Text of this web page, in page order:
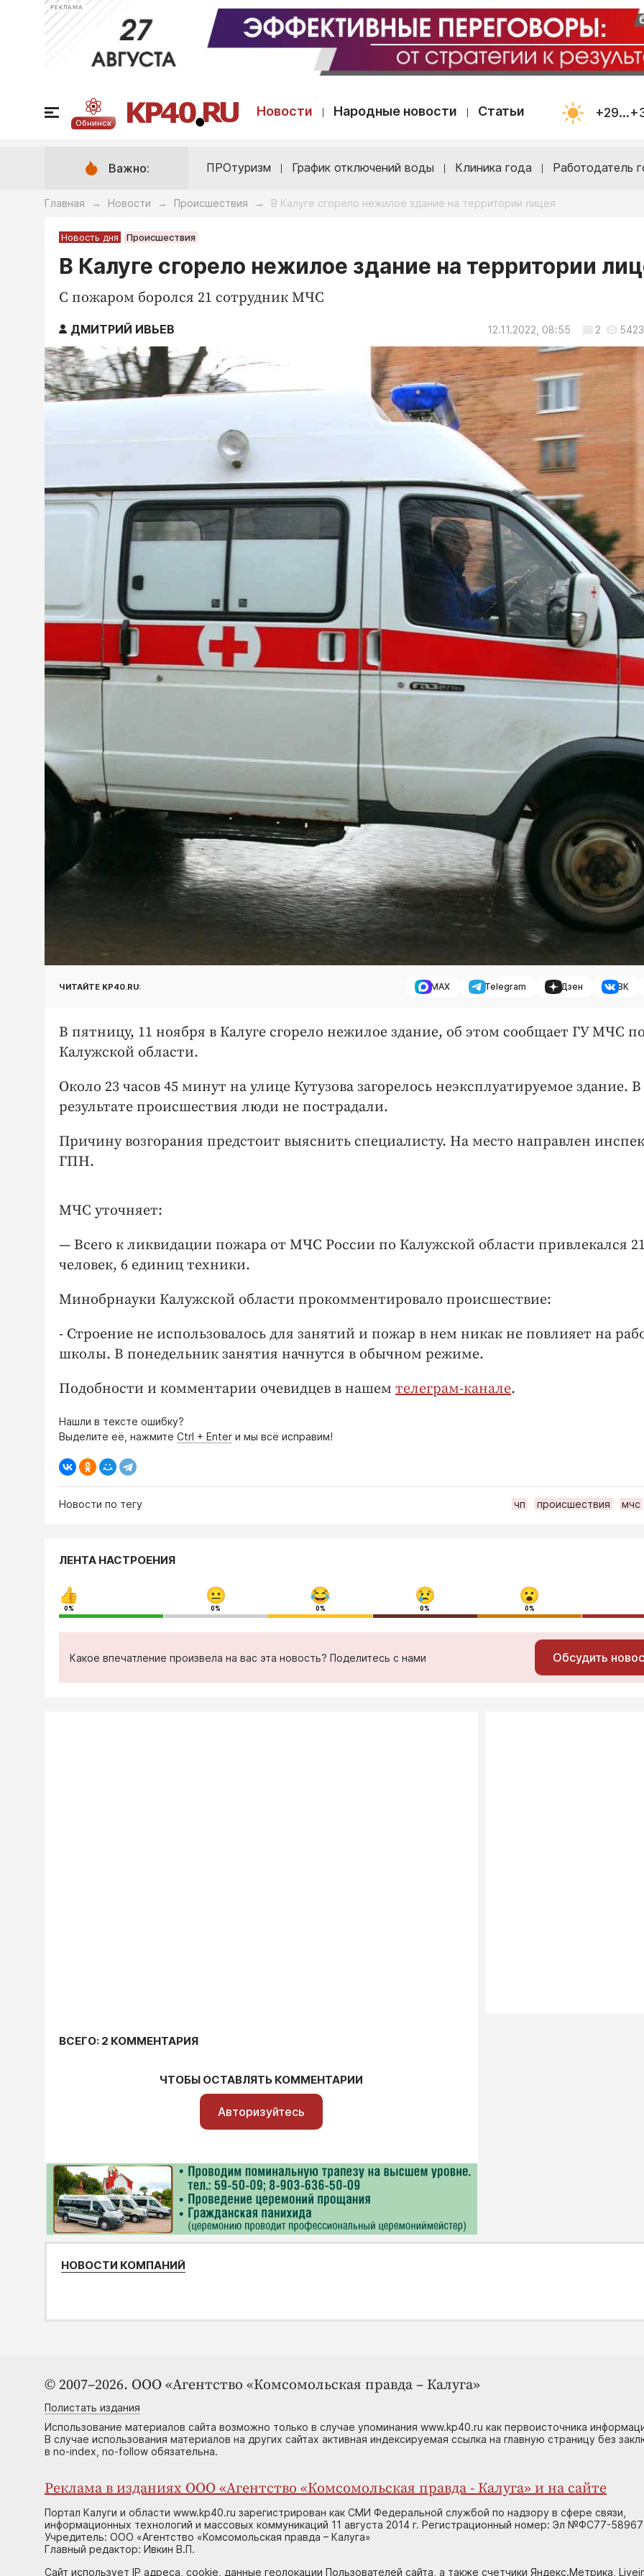
РЕКЛАМА
Обнинск
Новости Народные новости Статьи
Важно: ПРОтуризм График отключений воды Клиника года Работодатель
Главная → Новости → Происшествия → В Калуге сгорело нежилое здание на территории лицея
Новость дня Происшествия
В Калуге сгорело нежилое здание на территории
С пожаром боролся 21 сотрудник МЧС
ДМИТРИЙ ИВЬЕВ 12.11.2022, 08:55 2 5423
ЧИТАЙТЕ KP40.RU: MAX Telegram Дзен ВК
В пятницу, 11 ноября в Калуге сгорело нежилое здание, об этом сообщает ГУ МЧС
Калужской области.
Около 23 часов 45 минут на улице Кутузова загорелось неэксплуатируемое здание. В
результате происшествия люди не пострадали.
Причину возгорания предстоит выяснить специалисту. На место направлен
ГПН.
МЧС уточняет:
— Всего к ликвидации пожара от МЧС России по Калужской области привлекался
человек, 6 единиц техники.
Минобрнауки Калужской области прокомментировало происшествие:
- Строение не использовалось для занятий и пожар в нем никак не повлияет на
школы. В понедельник занятия начнутся в обычном режиме.
Подобности и комментарии очевидцев в нашем телеграм-канале.
Нашли в тексте ошибку?
Выделите её, нажмите Ctrl + Enter и мы всё исправим!
Новости по тегу чп происшествия мчс
ЛЕНТА НАСТРОЕНИЯ
0% 0% 0% 0% 0%
Какое впечатление произвела на вас эта новость? Поделитесь с нами Обсудить
ВСЕГО: 2 КОММЕНТАРИЯ
ЧТОБЫ ОСТАВЛЯТЬ КОММЕНТАРИИ
Авторизуйтесь
НОВОСТИ КОМПАНИЙ
© 2007–2026. ООО «Агентство «Комсомольская правда – Калуга»
Полистать издания
Использование материалов сайта возможно только в случае упоминания www.kp40.ru как первоисточника
В случае использования материалов на других сайтах активная индексируемая ссылка на главную страницу без
в no-index, no-follow обязательна.
Реклама в изданиях ООО «Агентство «Комсомольская правда - Калуга» и на сайте
Портал Калуги и области www.kp40.ru зарегистрирован как СМИ Федеральной службой по надзору в сфере связи,
информационных технологий и массовых коммуникаций 11 августа 2014 г. Регистрационный номер: Эл №ФС77-58967
Учредитель: ООО «Агентство «Комсомольская правда – Калуга»
Главный редактор: Ивкин В.П.
Сайт использует IP адреса, cookie, данные геолокации Пользователей сайта, а также счетчики Яндекс.Метрика,